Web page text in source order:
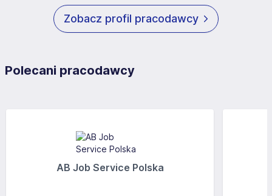
subject has the right to pursue against the data controller.
Zobacz profil pracodawcy
Polecani pracodawcy
AB Job Service Polska